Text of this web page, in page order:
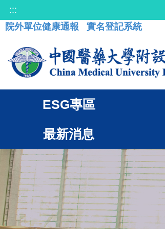
:::
院外單位健康通報
實名登記系統
ESG專區
最新消息